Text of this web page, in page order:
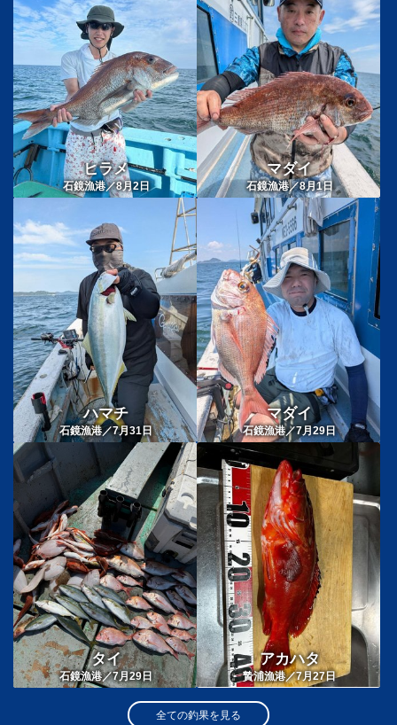
ヒラメ
石鏡漁港／8月2日
マダイ
石鏡漁港／8月1日
ハマチ
石鏡漁港／7月31日
マダイ
石鏡漁港／7月29日
タイ
石鏡漁港／7月29日
アカハタ
贄浦漁港／7月27日
全ての釣果を見る